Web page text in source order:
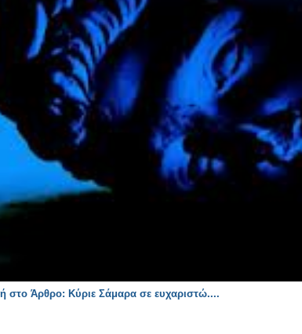
στο Άρθρο: Κύριε Σάμαρα σε ευχαριστώ....